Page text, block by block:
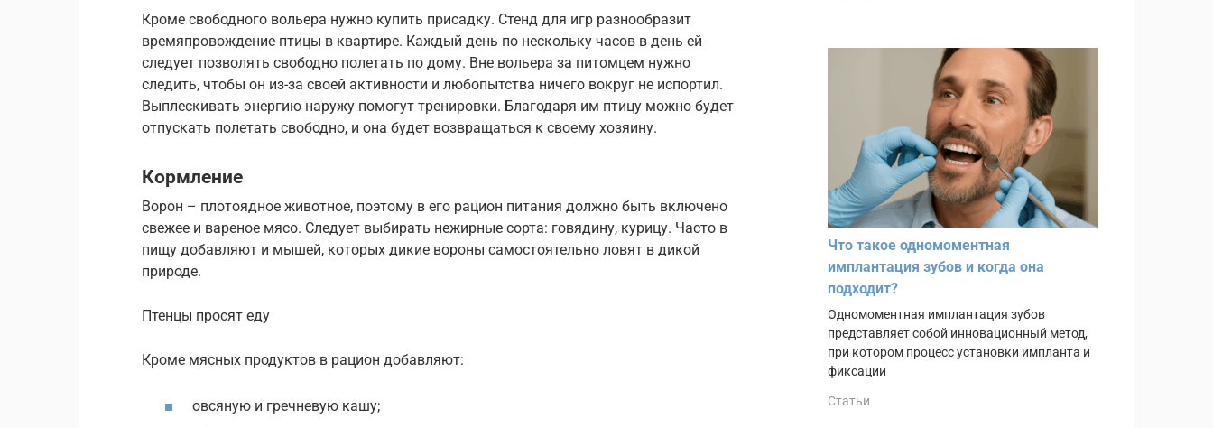
Кроме свободного вольера нужно купить присадку. Стенд для игр разнообразит
времяпровождение птицы в квартире. Каждый день по нескольку часов в день ей
следует позволять свободно полетать по дому. Вне вольера за питомцем нужно
следить, чтобы он из-за своей активности и любопытства ничего вокруг не испортил.
Выплескивать энергию наружу помогут тренировки. Благодаря им птицу можно будет
отпускать полетать свободно, и она будет возвращаться к своему хозяину.
Кормление
Ворон – плотоядное животное, поэтому в его рацион питания должно быть включено
свежее и вареное мясо. Следует выбирать нежирные сорта: говядину, курицу. Часто в
пищу добавляют и мышей, которых дикие вороны самостоятельно ловят в дикой
природе.
Птенцы просят еду
Кроме мясных продуктов в рацион добавляют:
овсяную и гречневую кашу;
Что такое одномоментная
имплантация зубов и когда она
подходит?
Одномоментная имплантация зубов
представляет собой инновационный метод,
при котором процесс установки импланта и
фиксации
Статьи